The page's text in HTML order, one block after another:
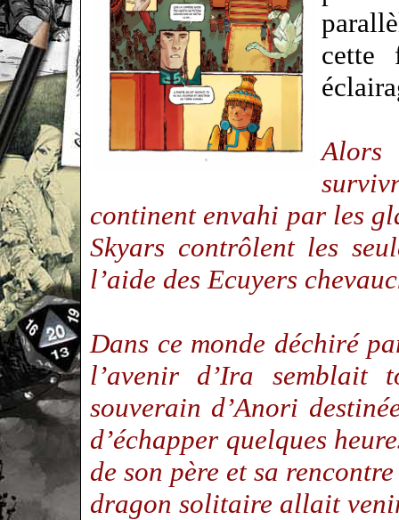
cette
continent envahi par les
Skyars contrôlent les
l’aide des Ecuyers
Dans ce monde déchiré
l’avenir d’Ira
souverain d’Anori
d’échapper quelques
de son père et sa
dragon solitaire allait